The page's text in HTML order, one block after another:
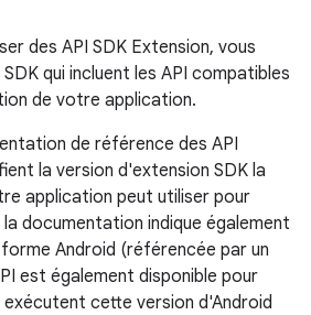
des API SDK Extension, vous
qui incluent les API compatibles
de votre application.
de référence des API
la version d'extension SDK la
application peut utiliser pour
la documentation indique également
Android (référencée par un
est également disponible pour
exécutent cette version d'Android